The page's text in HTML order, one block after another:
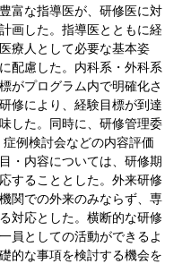
富な指導医が、研修医に対
画した。指導医とともに経
療人として必要な基本姿
配慮した。内科系・外科系
がプログラム内で明確化さ
修により、経験目標が到達
した。同時に、研修管理委
例検討会などの内容評価
・内容については、研修期
することとした。外来研修
関での外来のみならず、専
対応とした。横断的な研修
員としての活動ができるよ
的な事項を検討する機会を